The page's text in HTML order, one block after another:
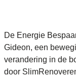
De Energie
Gideon, een
verandering in de
door